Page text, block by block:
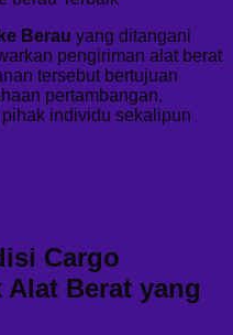
Berau yang ditangani
pengiriman alat berat
tersebut bertujuan
pertambangan,
individu sekalipun
Cargo
Berat yang